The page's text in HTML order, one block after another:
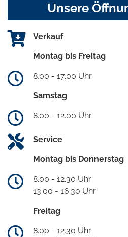
Unsere
Verkauf
Montag bis Freitag
8.00 - 17.00 Uhr
Samstag
8.00 - 12.00 Uhr
Service
Montag bis Donnerstag
8.00 - 12.30 Uhr
13:00 - 16:30 Uhr
Freitag
8.00 - 12.30 Uhr